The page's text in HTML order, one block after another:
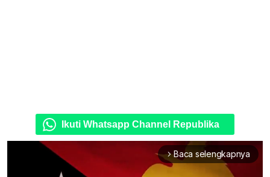
Ikuti Whatsapp Channel Republika
arrow_forward_ios Baca selengkapnya